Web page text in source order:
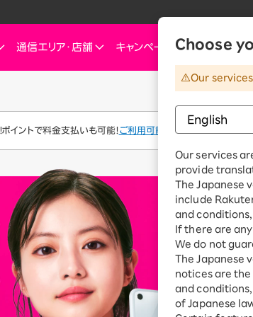
Choose
Our
Our services
provide
The Japanese
include
and
If there are
We do not
The Japanese
notices are
and
of Japanese
SIM
eSIM
デュアルSIM
ご利用製品の対応確認
インターネット・電気
Rakuten
料金プラン
楽天ひかり
楽天でんき
料金プラン
おうちのネット診
Turboとひかり、どっ
通信エリア・ 店舗
ご来店のお客様へ
ショップ（店舗）
キャンペーン
ペーン
ンペーン
中の方向けおトク情報
インターネット・電気
Rakuten Turbo
楽天でんき
お知らせ・
ランを
お申し込みガイド
なぜ今楽天モバイルなのか
お客様の声
スマホ活用術を学ぶ
お客様
楽天
楽天
イントで料金支払いも可能！ ご利用可能なポイントを確認